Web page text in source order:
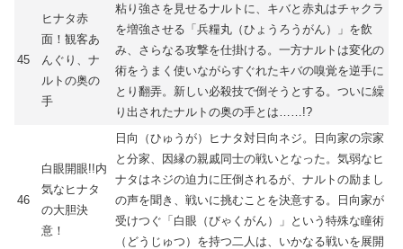
45
ヒナタ赤
面！観客あ
んぐり、ナ
ルトの奥の
手
粘り強さを見せるナルトに、キバと赤丸はチャクラ
を増強させる「兵糧丸（ひょうろうがん）」を飲
み、さらなる攻撃を仕掛ける。一方ナルトは変化の
術をうまく使いながらすぐれたキバの嗅覚を逆手に
とり翻弄。新しい必殺技で倒そうとする。ついに繰
り出されたナルトの奥の手とは……!?
46
白眼開眼!!内
気なヒナタ
の大胆決
意！
日向（ひゅうが）ヒナタ対日向ネジ。日向家の宗家
と分家、因縁の親戚同士の戦いとなった。気弱なヒ
ナタはネジの迫力に圧倒されるが、ナルトの励まし
の声を聞き、戦いに挑むことを決意する。日向家が
受けつぐ「白眼（びゃくがん）」という特殊な瞳術
（どうじゅつ）を持つ二人は、いかなる戦いを展開